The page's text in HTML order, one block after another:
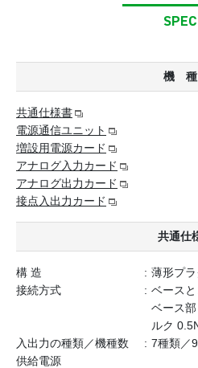
SPEC
機 種
共通仕様書
電源通信ユニット
増設用電源カード
アナログ入力カード
アナログ出力カード
接点入出力カード
共通仕
構 造
薄形プ
接続方式
ベース
ベース
ルク
入出力の種類／機種数
7種類／
供給電源